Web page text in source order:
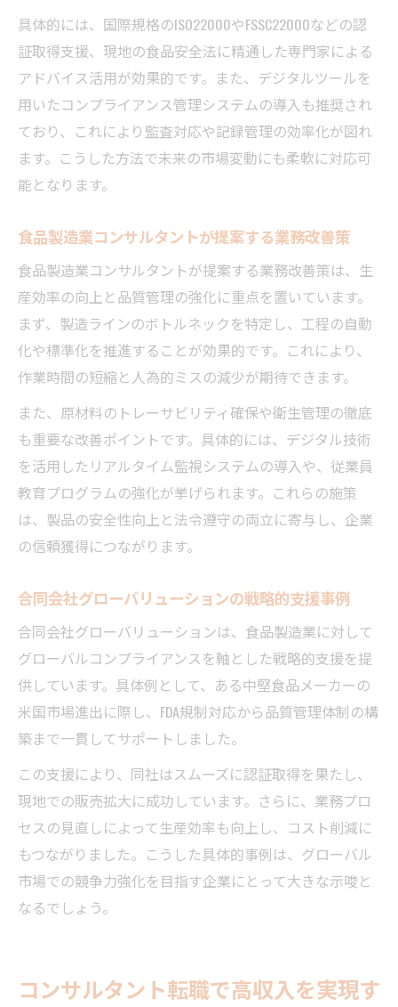
具体的には、国際規格のISO22000やFSSC22000などの認
証取得支援、現地の食品安全法に精通した専門家による
アドバイス活用が効果的です。また、デジタルツールを
用いたコンプライアンス管理システムの導入も推奨され
ており、これにより監査対応や記録管理の効率化が図れ
ます。こうした方法で未来の市場変動にも柔軟に対応可
能となります。
食品製造業コンサルタントが提案する業務改善策
食品製造業コンサルタントが提案する業務改善策は、生
産効率の向上と品質管理の強化に重点を置いています。
まず、製造ラインのボトルネックを特定し、工程の自動
化や標準化を推進することが効果的です。これにより、
作業時間の短縮と人為的ミスの減少が期待できます。
また、原材料のトレーサビリティ確保や衛生管理の徹底
も重要な改善ポイントです。具体的には、デジタル技術
を活用したリアルタイム監視システムの導入や、従業員
教育プログラムの強化が挙げられます。これらの施策
は、製品の安全性向上と法令遵守の両立に寄与し、企業
の信頼獲得につながります。
合同会社グローバリューションの戦略的支援事例
合同会社グローバリューションは、食品製造業に対して
グローバルコンプライアンスを軸とした戦略的支援を提
供しています。具体例として、ある中堅食品メーカーの
米国市場進出に際し、FDA規制対応から品質管理体制の構
築まで一貫してサポートしました。
この支援により、同社はスムーズに認証取得を果たし、
現地での販売拡大に成功しています。さらに、業務プロ
セスの見直しによって生産効率も向上し、コスト削減に
もつながりました。こうした具体的事例は、グローバル
市場での競争力強化を目指す企業にとって大きな示唆と
なるでしょう。
コンサルタント転職で高収入を実現す